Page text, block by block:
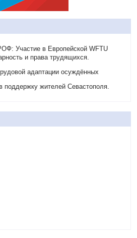
Участие в Европейской WFTU
и права трудящихся.
адаптации осуждённых
поддержку жителей Севастополя.